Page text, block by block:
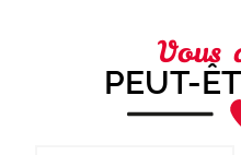
Vous
PEUT-